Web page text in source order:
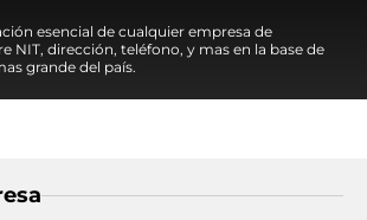
esencial de cualquier empresa de
NIT, dirección, teléfono, y mas en la base de
grande del país.